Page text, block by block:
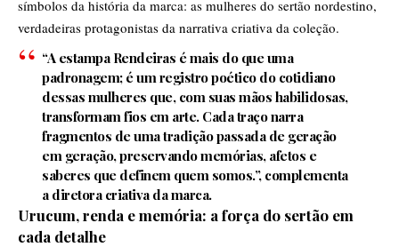
símbolos da história da marca: as mulheres do sertão nordestino,
verdadeiras protagonistas da narrativa criativa da coleção.
“A estampa Rendeiras é mais do que uma
padronagem; é um registro poético do cotidiano
dessas mulheres que, com suas mãos habilidosas,
transformam fios em arte. Cada traço narra
fragmentos de uma tradição passada de geração
em geração, preservando memórias, afetos e
saberes que definem quem somos.”, complementa
a diretora criativa da marca.
Urucum, renda e memória: a força do sertão em
cada detalhe